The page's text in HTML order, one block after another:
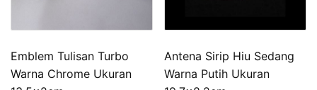
Emblem Tulisan Turbo
Warna Chrome Ukuran
Antena Sirip Hiu Sedang
Warna Putih Ukuran